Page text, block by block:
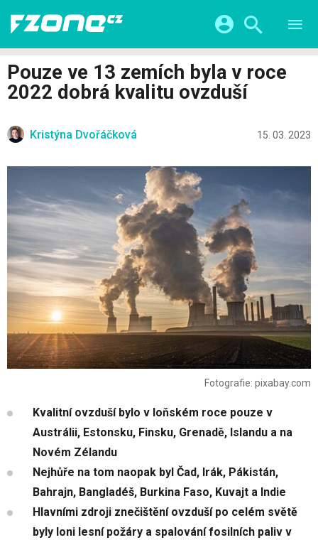
VIDEA
KATEGORIE
CHYTRÁ MĚSTA
ŽIVOT BUDOUCNOSTI
FINTECH
Facebook Google
Twitter Microsoft
Pouze ve 13 zemích byla v roce
2022 dobrá kvalitu ovzduší
Kristýna Dvořáčková 15. 03. 2023
Fotografie: pixabay.com
Kvalitní ovzduší bylo v loňském roce pouze v
Austrálii, Estonsku, Finsku, Grenadě, Islandu a na
Novém Zélandu
Nejhůře na tom naopak byl Čad, Irák, Pákistán,
Bahrajn, Bangladéš, Burkina Faso, Kuvajt a Indie
Hlavními zdroji znečištění ovzduší po celém světě
byly loni lesní požáry a spalování fosilních paliv v